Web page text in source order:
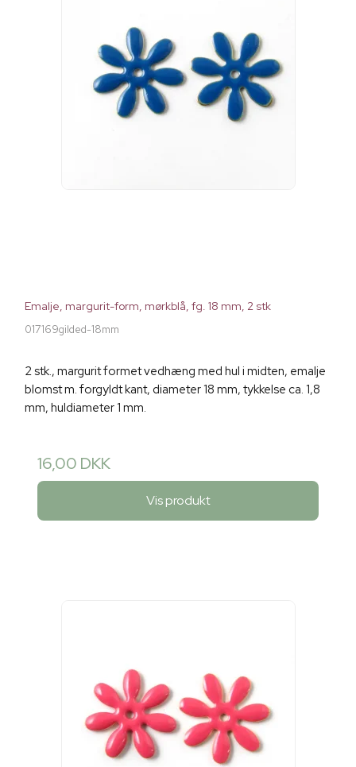
Emalje, margurit-form, mørkblå, fg. 18 mm, 2 stk
017169gilded-18mm
2 stk., margurit formet vedhæng med hul i midten, emalje
blomst m. forgyldt kant, diameter 18 mm, tykkelse ca. 1,8
mm, huldiameter 1 mm.
16,00 DKK
Vis produkt